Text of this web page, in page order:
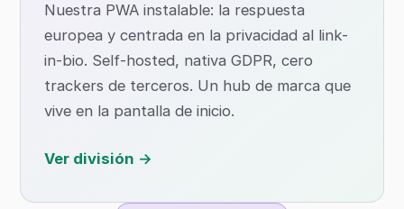
Nuestra PWA instalable: la respuesta
europea y centrada en la privacidad al link-
in-bio. Self-hosted, nativa GDPR, cero
trackers de terceros. Un hub de marca que
vive en la pantalla de inicio.
Ver división →